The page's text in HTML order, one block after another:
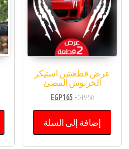
عرض قطعتتين استيكر
الخربوش المضئ
EGP250
EGP165
إضافة إلى السلة